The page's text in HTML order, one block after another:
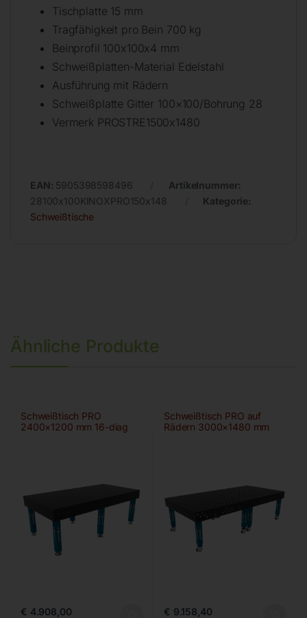
Tischplatte 15 mm
Tragfähigkeit pro Bein 700 kg
Beinprofil 100x100x4 mm
Schweißplatten-Material Edelstahl
Ausführung mit Rädern
Schweißplatte Gitter 100×100/Bohrung 28
Vermerk PROSTRE1500x1480
EAN: 5905398598496
Artikelnummer:
28100x100KINOXPRO150x148
Kategorie:
Schweißtische
Ähnliche Produkte
Schweißtisch PRO
2400×1200 mm 16-diag
€ 4.908,00
Schweißtisch PRO auf
Rädern 3000×1480 mm
€ 9.158,40